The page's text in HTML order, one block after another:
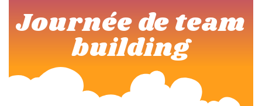
SERVICES SUR MESURE POUR QUI ? FAQ
RÉALISATIONS CONTACT
Journée de team
building